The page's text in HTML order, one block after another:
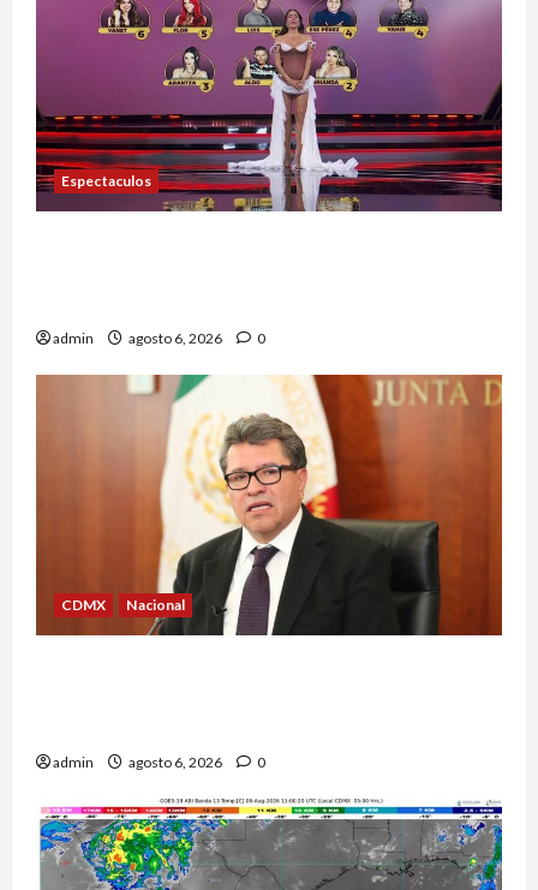
Espectaculos
admin agosto 6, 2026 0
CDMX Nacional
admin agosto 6, 2026 0